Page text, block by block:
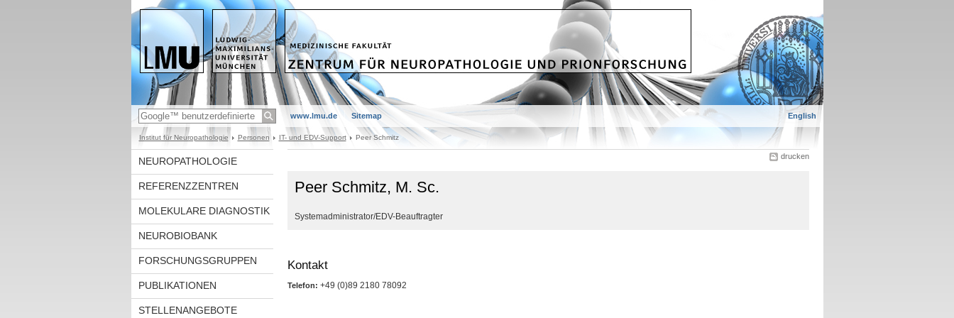
www.lmu.de Sitemap English
Institut für Neuropathologie Personen IT- und EDV-Support Peer Schmitz
NEUROPATHOLOGIE
REFERENZZENTREN
MOLEKULARE DIAGNOSTIK
NEUROBIOBANK
FORSCHUNGSGRUPPEN
PUBLIKATIONEN
STELLENANGEBOTE
drucken
Peer Schmitz, M. Sc.
Systemadministrator/EDV-Beauftragter
Kontakt
Telefon: +49 (0)89 2180 78092